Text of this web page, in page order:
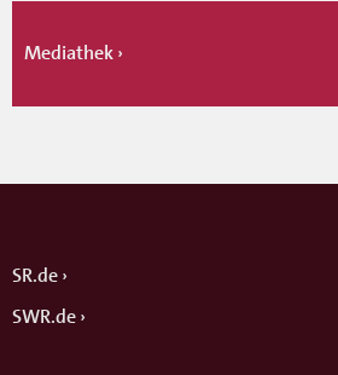
Mediathek
SR.de
SWR.de